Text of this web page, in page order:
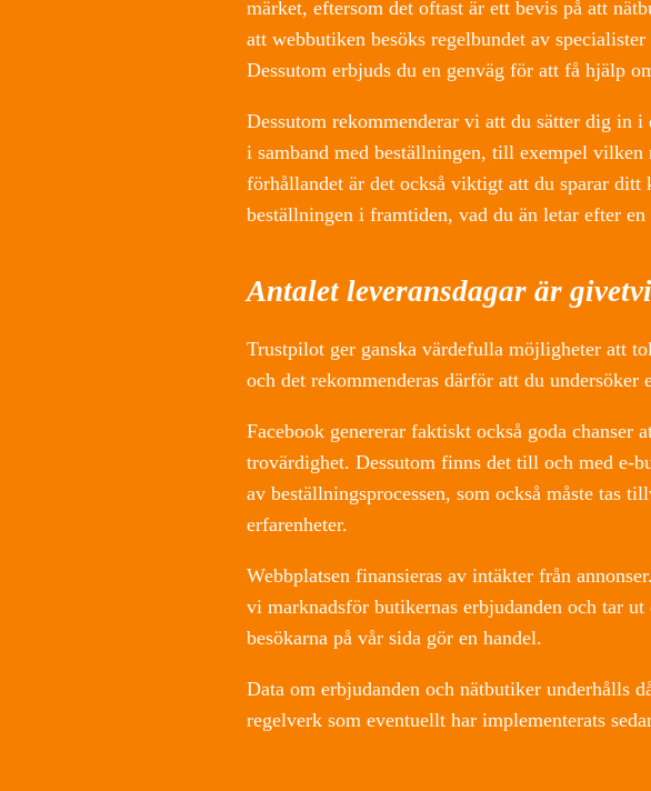
märket, eftersom det oftast är ett bevis på att
att webbutiken besöks regelbundet av
Dessutom erbjuds du en genväg för att få hjälp
Dessutom rekommenderar vi att du sätter dig in
i samband med beställningen, till exempel
förhållandet är det också viktigt att du sparar
beställningen i framtiden, vad du än letar efter
Antalet leveransdagar är
Trustpilot ger ganska värdefulla möjligheter att
och det rekommenderas därför att du undersöker
Facebook genererar faktiskt också goda chanser
trovärdighet. Dessutom finns det till och med e-
av beställningsprocessen, som också måste tas
erfarenheter.
Webbplatsen finansieras av intäkter från
vi marknadsför butikernas erbjudanden och tar
besökarna på vår sida gör en handel.
Data om erbjudanden och nätbutiker underhålls
regelverk som eventuellt har implementerats